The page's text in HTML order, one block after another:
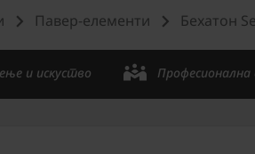
Павер-елементи Бехатон
и искуство